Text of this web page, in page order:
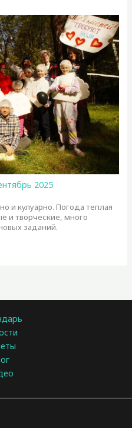
2025
и кулуарно. Погода теплая
и творческие, много
заданий.